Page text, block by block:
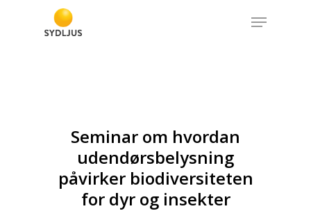
Menu
Seminar om hvordan
udendørsbelysning
påvirker biodiversiteten
for dyr og insekter